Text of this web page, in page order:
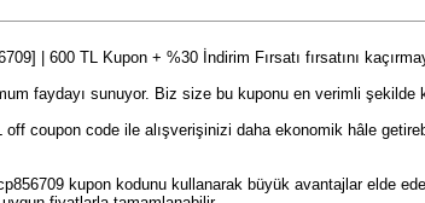
| 600 TL Kupon + %30 İndirim Fırsatı fırsatını
faydayı sunuyor. Biz size bu kuponu en verimli şekilde
coupon code ile alışverişinizi daha ekonomik hâle
kupon kodunu kullanarak büyük avantajlar elde